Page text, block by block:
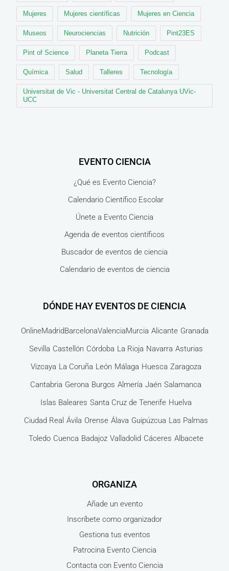
Mujeres Mujeres científicas Mujeres en Ciencia
Museos Neurociencias Nutrición Pint23ES
Pint of Science Planeta Tierra Podcast
Química Salud Talleres Tecnología
Universitat de Vic - Universitat Central de Catalunya UVic-
UCC
EVENTO CIENCIA
¿Qué es Evento Ciencia?
Calendario Científico Escolar
Únete a Evento Ciencia
Agenda de eventos científicos
Buscador de eventos de ciencia
Calendario de eventos de ciencia
DÓNDE HAY EVENTOS DE CIENCIA
OnlineMadridBarcelonaValenciaMurcia Alicante Granada
Sevilla Castellón Córdoba La Rioja Navarra Asturias
Vizcaya La Coruña León Málaga Huesca Zaragoza
Cantabria Gerona Burgos Almería Jaén Salamanca
Islas Baleares Santa Cruz de Tenerife Huelva
Ciudad Real Ávila Orense Álava Guipúzcua Las Palmas
Toledo Cuenca Badajoz Valladolid Cáceres Albacete
ORGANIZA
Añade un evento
Inscríbete como organizador
Gestiona tus eventos
Patrocina Evento Ciencia
Contacta con Evento Ciencia